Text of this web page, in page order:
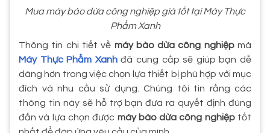
Mua máy bào dừa công nghiệp giá tốt tại Máy Thực
Phẩm Xanh
Thông tin chi tiết về máy bào dừa công nghiệpmà
Máy Thực Phẩm Xanhđã cung cấp sẽ giúp bạn dễ
dàng hơn trong việc chọn lựa thiết bị phù hợp với mục
đích và nhu cầu sử dụng. Chúng tôi tin rằng các
thông tin này sẽ hỗ trợ bạn đưa ra quyết định đúng
đắn và lựa chọn được máy bào dừa công nghiệptốt